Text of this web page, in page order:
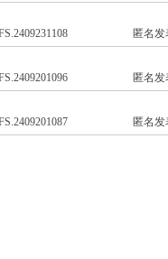
匿名发
匿名发
匿名发